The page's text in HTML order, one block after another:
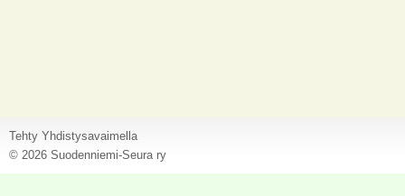
Tehty Yhdistysavaimella
© 2026 Suodenniemi-Seura ry